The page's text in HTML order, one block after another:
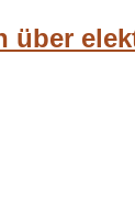
über